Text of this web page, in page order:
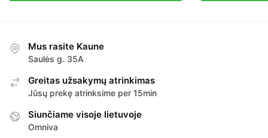
Mus rasite Kaune
Saulės g. 35A
Greitas užsakymų atrinkimas
Jūsų prekę atrinksime per 15min
Siunčiame visoje lietuvoje
Omniva